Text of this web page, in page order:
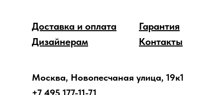
Дизайнерам
Доставка и оплата
Гарантия
Контакты
Москва, Новопесчаная улица, 19к1